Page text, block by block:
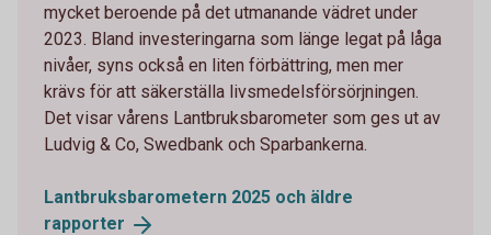
mycket beroende på det utmanande vädret under
2023. Bland investeringarna som länge legat på låga
nivåer, syns också en liten förbättring, men mer
krävs för att säkerställa livsmedelsförsörjningen.
Det visar vårens Lantbruksbarometer som ges ut av
Ludvig & Co, Swedbank och Sparbankerna.
Lantbruksbarometern 2025 och äldre
rapporter